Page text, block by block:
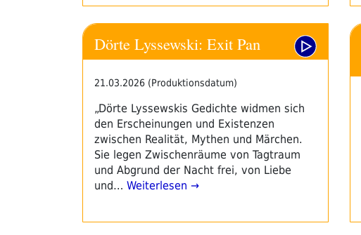
Dörte Lyssewski: Exit Pan
21.03.2026 (Produktionsdatum)
„Dörte Lyssewskis Gedichte widmen sich
den Erscheinungen und Existenzen
zwischen Realität, Mythen und Märchen.
Sie legen Zwischenräume von Tagtraum
und Abgrund der Nacht frei, von Liebe
und… Weiterlesen →